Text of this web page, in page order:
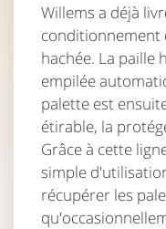
Willems a déjà
conditionnement
hachée. La paille
empilée
palette est
étirable, la
Grâce à cette
simple
récupérer les